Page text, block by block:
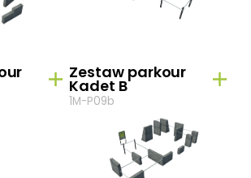
Zestaw parkour
Kadet B
1M-P09b